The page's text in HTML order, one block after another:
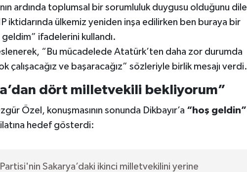
ardında toplumsal bir sorumluluk duygusu olduğunu dile
iktidarında ülkemiz yeniden inşa edilirken ben buraya bir
geldim” ifadelerini kullandı.
“Bu mücadelede Atatürk’ten daha zor durumda
çalışacağız ve başaracağız” sözleriyle birlik mesajı verdi.
dört milletvekili bekliyorum”
Özel, konuşmasının sonunda Dikbayır’a “hoş geldin”
hedef gösterdi:
Sakarya’daki ikinci milletvekilini yerine